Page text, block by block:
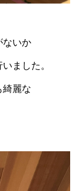
ないか
ました。
綺麗な